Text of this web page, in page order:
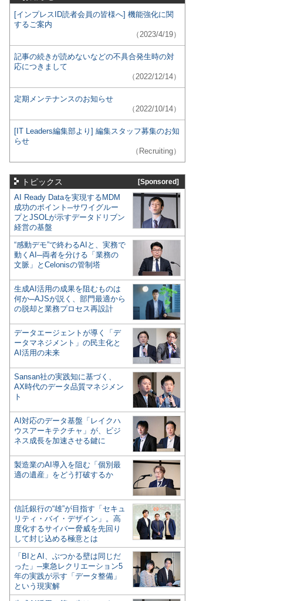
[インプレスID読者会員の皆様へ] 機能強化に関
するご案内
（2023/4/19）
記事の続きが読めないなどの不具合発生時の対
応につきまして
（2022/12/14）
定期メンテナンスのお知らせ
（2022/10/14）
[IT Leaders編集部より] 編集スタッフ募集のお知
らせ
（Recruiting）
トピックス [Sponsored]
AI Ready Dataを実現するMDM
成功のポイント─サワイグルー
プとJSOLが示すデータドリブン
経営の基盤
“感動デモ”で終わるAIと、実務で
動くAI─両者を分ける「業務の
文脈」とCelonisの管制塔
生成AI活用の成果を阻むものは
何か─AJSが説く、部門最適から
の脱却と業務プロセス再設計
データエージェントが導く「デ
ータマネジメント」の民主化と
AI活用の未来
Sansan社の実践知に基づく、
AX時代のデータ品質マネジメン
ト
AI対応のデータ基盤「レイクハ
ウスアーキテクチャ」が、ビジ
ネス成長を加速させる鍵に
製造業のAI導入を阻む「個別最
適の遺産」をどう打破するか
信託銀行の“雄”が目指す「セキュ
リティ・バイ・デザイン」。高
度化するサイバー脅威を先回り
して封じ込める極意とは
「BIとAI、ぶつかる壁は同じだ
った」─東急レクリエーション5
年の実践が示す「データ整備」
という現実解